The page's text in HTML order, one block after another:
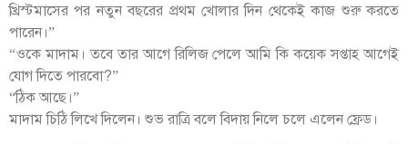
খ্রিস্টমাসের পর নতুন বছরের প্রথম খোলার দিন থেকেই কাজ শুরু করতে
পারেন।”
“ওকে মাদাম। তবে তার আগে রিলিজ পেলে আমি কি কয়েক সপ্তাহ আগেই
যোগ দিতে পারবো?”
“ঠিক আছে।”
মাদাম চিঠি লিখে দিলেন। শুভ রাত্রি বলে বিদায় নিলে চলে এলেন ফ্রেড।